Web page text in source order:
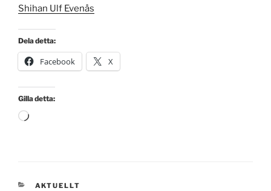
Shihan Ulf Evenås
Dela detta:
Facebook X
Gilla detta:
Laddar
KATEGORIER
AKTUELLT